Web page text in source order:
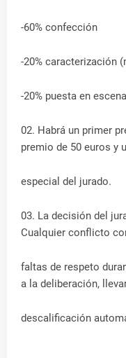
-60% confección
-20% caracterización
-20% puesta en escena
02. Habrá un primer
premio de 50 euros y
especial del jurado.
03. La decisión del
Cualquier conflicto
faltas de respeto
a la deliberación,
descalificación